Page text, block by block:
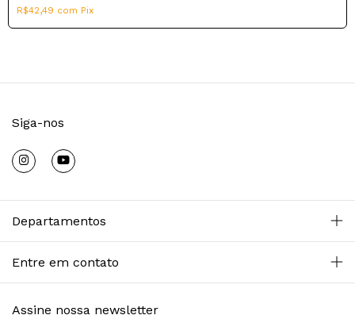
R$42,49 com Pix
Siga-nos
Departamentos
Entre em contato
Assine nossa newsletter